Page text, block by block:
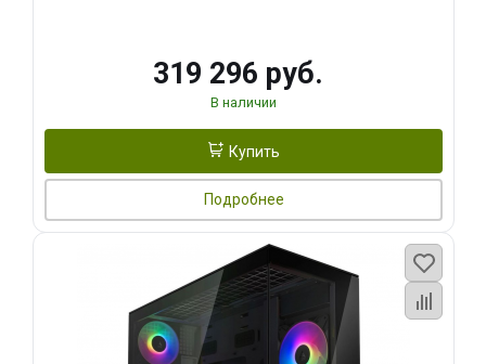
319 296 руб.
В наличии
Купить
Подробнее